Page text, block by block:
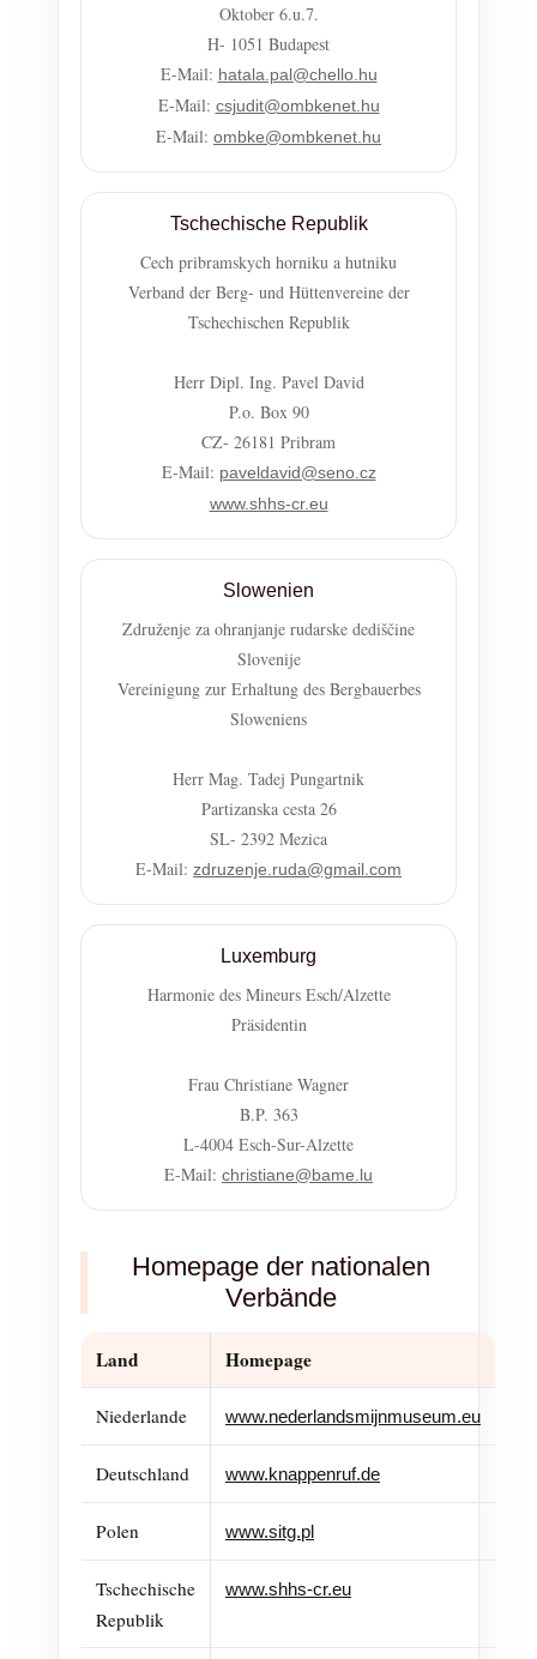
Oktober 6.u.7.
H- 1051 Budapest
E-Mail: hatala.pal@chello.hu
E-Mail: csjudit@ombkenet.hu
E-Mail: ombke@ombkenet.hu
Tschechische Republik
Cech pribramskych horniku a hutniku
Verband der Berg- und Hüttenvereine der
Tschechischen Republik
Herr Dipl. Ing. Pavel David
P.o. Box 90
CZ- 26181 Pribram
E-Mail: paveldavid@seno.cz
www.shhs-cr.eu
Slowenien
Združenje za ohranjanje rudarske dediščine
Slovenije
Vereinigung zur Erhaltung des Bergbauerbes
Sloweniens
Herr Mag. Tadej Pungartnik
Partizanska cesta 26
SL- 2392 Mezica
E-Mail: zdruzenje.ruda@gmail.com
Luxemburg
Harmonie des Mineurs Esch/Alzette
Präsidentin
Frau Christiane Wagner
B.P. 363
L-4004 Esch-Sur-Alzette
E-Mail: christiane@bame.lu
Homepage der nationalen
Verbände
Land Homepage
Niederlande www.nederlandsmijnmuseum.eu
Deutschland www.knappenruf.de
Polen www.sitg.pl
Tschechische
Republik
www.shhs-cr.eu